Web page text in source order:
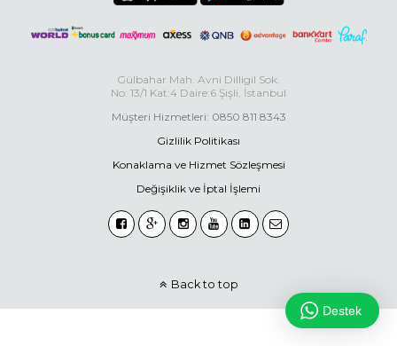
Gülbahar Mah. Avni Dilligil Sok.
No: 13/1 Kat:4 Daire:6 Şişli, İstanbul
Müşteri Hizmetleri: 0850 811 8343
Gizlilik Politikası
Konaklama ve Hizmet Sözleşmesi
Değişiklik ve İptal İşlemi
Back to top
Destek